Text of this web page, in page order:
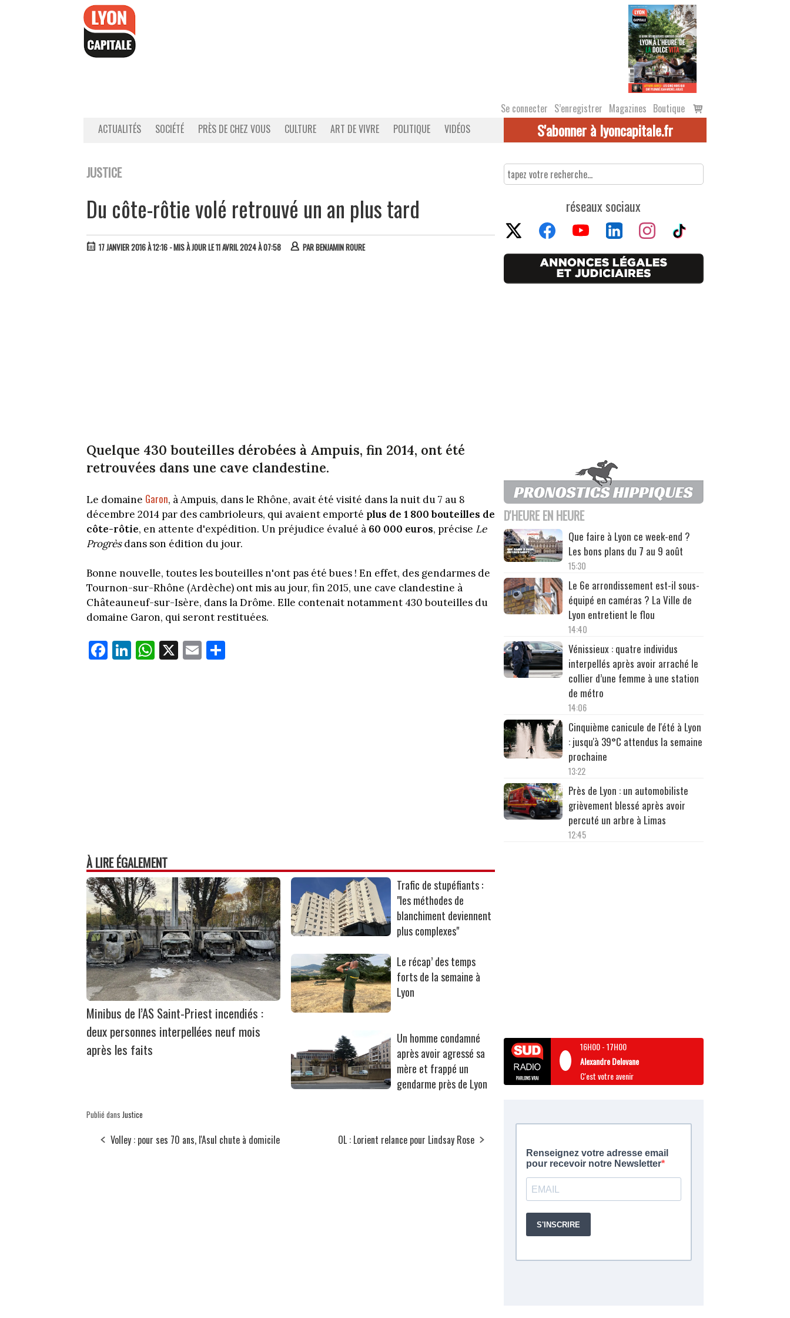
Se connecter S’enregistrer Magazines Boutique
Voir
le
ACTUALITÉS SOCIÉTÉ PRÈS DE CHEZ VOUS CULTURE ART DE VIVRE POLITIQUE VIDÉOS S'abonner à lyoncapitale.fr
JUSTICE
Du côte-rôtie volé retrouvé un an plus tard
17 JANVIER 2016 À 12:16 - MIS À JOUR LE 11 AVRIL 2024 À 07:58 PARBENJAMIN ROURE
Quelque 430 bouteilles dérobées à Ampuis, fin 2014, ont été
retrouvées dans une cave clandestine.
Le domaine Garon, à Ampuis, dans le Rhône, avait été visité dans la nuit du 7 au 8
décembre 2014 par des cambrioleurs, qui avaient emporté plus de 1 800 bouteilles de
côte-rôtie, en attente d'expédition. Un préjudice évalué à 60 000 euros, précise Le
Progrèsdans son édition du jour.
Bonne nouvelle, toutes les bouteilles n'ont pas été bues ! En effet, des gendarmes de
Tournon-sur-Rhône (Ardèche) ont mis au jour, fin 2015, une cave clandestine à
Châteauneuf-sur-Isère, dans la Drôme. Elle contenait notamment 430 bouteilles du
domaine Garon, qui seront restituées.
Fa
ce
Li
nk
W
ha
X E
m
À LIRE ÉGALEMENT
Minibus de l’AS Saint-Priest incendiés :
deux personnes interpellées neuf mois
après les faits
Trafic de stupéfiants :
"les méthodes de
blanchiment deviennent
plus complexes"
Le récap’ des temps
forts de la semaine à
Lyon
Un homme condamné
après avoir agressé sa
mère et frappé un
gendarme près de Lyon
Publié dans Justice
Volley : pour ses 70 ans, l'Asul chute à domicile OL : Lorient relance pour Lindsay Rose
réseaux sociaux
D'HEURE EN HEURE
Que faire à Lyon ce week-end ?
Les bons plans du 7 au 9 août
15:30
Le 6e arrondissement est-il sous-
équipé en caméras ? La Ville de
Lyon entretient le flou
14:40
Vénissieux : quatre individus
interpellés après avoir arraché le
collier d’une femme à une station
de métro
14:06
Cinquième canicule de l'été à Lyon
: jusqu'à 39°C attendus la semaine
prochaine
13:22
Près de Lyon : un automobiliste
grièvement blessé après avoir
percuté un arbre à Limas
12:45
16H00-17H00
Alexandre Delovane
C'est votre avenir